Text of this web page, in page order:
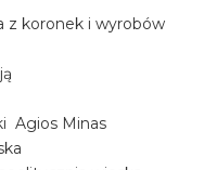
z koronek i wyrobów
Agios Minas